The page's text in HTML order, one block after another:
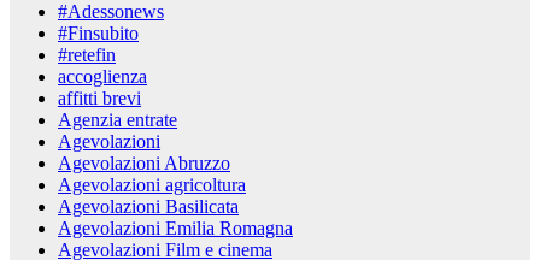
#Adessonews
#Finsubito
#retefin
accoglienza
affitti brevi
Agenzia entrate
Agevolazioni
Agevolazioni Abruzzo
Agevolazioni agricoltura
Agevolazioni Basilicata
Agevolazioni Emilia Romagna
Agevolazioni Film e cinema